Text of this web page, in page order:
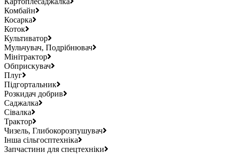
Комбайн
Косарка
Коток
Культиватор
Мульчувач, Подрібнювач
Мінітрактор
Обприскувач
Плуг
Підгортальник
Розкидач добрив
Саджалка
Сівалка
Трактор
Чизель, Глибокорозпушувач
Інша сільгосптехніка
Запчастини для спецтехніки